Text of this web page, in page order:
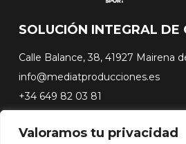
Valoramos tu privacidad
SOLUCIÓN INTEGRAL DE
Calle Balance, 38, 41927 Mairena
info@mediatproducciones.es
+34 649 82 03 81
#FLASHSURFING